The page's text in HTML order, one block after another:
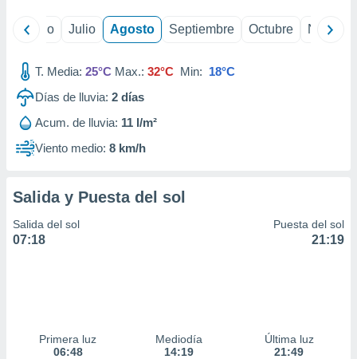
Junio Julio Agosto Septiembre Octubre
T. Media: 25°C Max.: 32°C Min: 18°C
Días de lluvia: 2 días
Acum. de lluvia: 11 l/m²
Viento medio: 8 km/h
Salida y Puesta del sol
Salida del sol
07:18
Puesta del sol
21:19
Primera luz
06:48
Mediodía
14:19
Última luz
21:49